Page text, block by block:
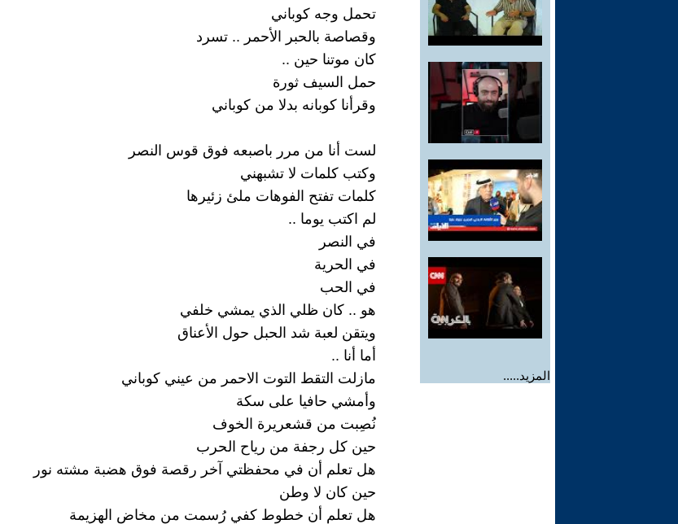
المزيد.....
تحمل وجه كوباني
وقصاصة بالحبر الأحمر .. تسرد
كان موتنا حين ..
حمل السيف ثورة
وقرأنا كوبانه بدلا من كوباني
لست أنا من مرر باصبعه فوق قوس النصر
وكتب كلمات لا تشبهني
كلمات تفتح الفوهات ملئ زئيرها
لم اكتب يوما ..
في النصر
في الحرية
في الحب
هو .. كان ظلي الذي يمشي خلفي
ويتقن لعبة شد الحبل حول الأعناق
أما أنا ..
مازلت التقط التوت الاحمر من عيني كوباني
وأمشي حافيا على سكة
نُصِبت من قشعريرة الخوف
حين كل رجفة من رياح الحرب
هل تعلم أن في محفظتي آخر رقصة فوق هضبة مشته نور
حين كان لا وطن
هل تعلم أن خطوط كفي رُسمت من مخاض الهزيمة